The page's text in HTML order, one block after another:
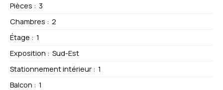
Pièces : 3
Chambres : 2
Étage : 1
Exposition : Sud-Est
Stationnement intérieur : 1
Balcon : 1